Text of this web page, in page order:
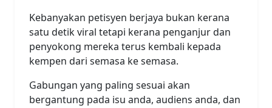
Kebanyakan petisyen berjaya bukan kerana
satu detik viral tetapi kerana penganjur dan
penyokong mereka terus kembali kepada
kempen dari semasa ke semasa.
Gabungan yang paling sesuai akan
bergantung pada isu anda, audiens anda, dan